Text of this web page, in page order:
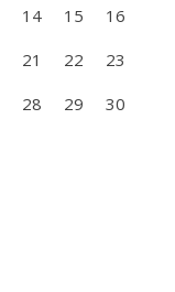
14 15
16
21 22
23
28 29
30